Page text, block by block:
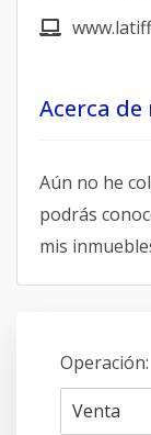
Acerca de
Aún no he
podrás
mis
Operación:
Venta